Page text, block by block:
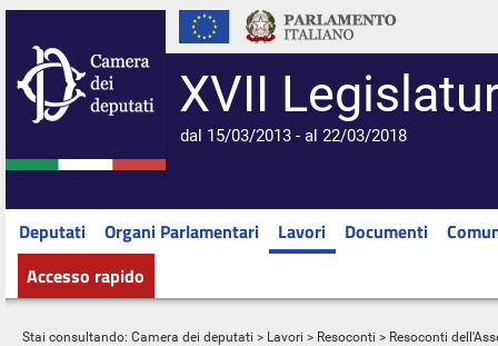
XVII
dal 15/03/2013 - al 22/03/2018
Deputati Organi Parlamentari Lavori Documenti
Accesso rapido
Stai consultando: Camera dei deputati > Lavori > Resoconti > Resoconti